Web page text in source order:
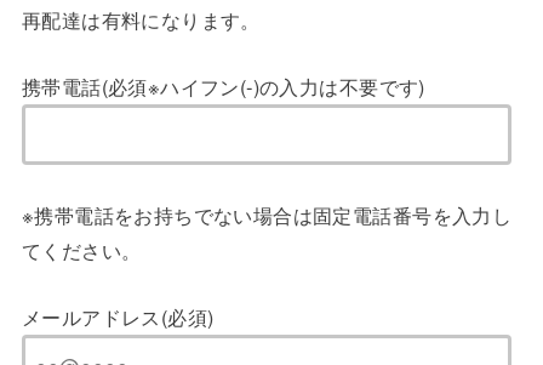
再配達は有料になります。
携帯電話(必須※ハイフン(-)の入力は不要です)
※携帯電話をお持ちでない場合は固定電話番号を入力し
てください。
メールアドレス(必須)